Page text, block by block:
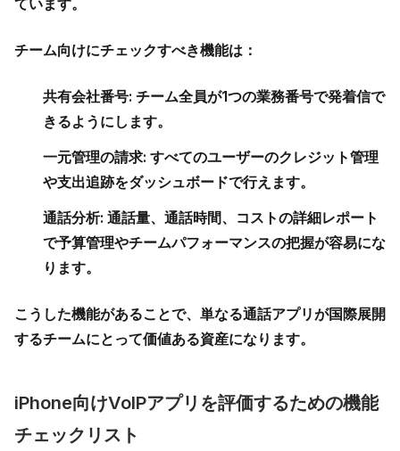
ています。
チーム向けにチェックすべき機能は：
共有会社番号: チーム全員が1つの業務番号で発着信で
きるようにします。
一元管理の請求: すべてのユーザーのクレジット管理
や支出追跡をダッシュボードで行えます。
通話分析: 通話量、通話時間、コストの詳細レポート
で予算管理やチームパフォーマンスの把握が容易にな
ります。
こうした機能があることで、単なる通話アプリが国際展開
するチームにとって価値ある資産になります。
iPhone向けVoIPアプリを評価するための機能
チェックリスト